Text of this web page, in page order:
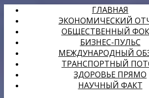
ГЛАВНАЯ
ЭКОНОМИЧЕСКИЙ
ОБЩЕСТВЕННЫЙ
БИЗНЕС-ПУЛЬС
МЕЖДУНАРОДНЫЙ
ТРАНСПОРТНЫЙ
ЗДОРОВЬЕ ПРЯМО
НАУЧНЫЙ ФАКТ